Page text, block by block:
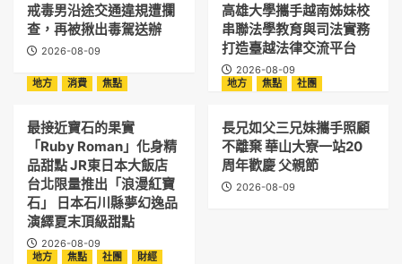
戒毒男沿途交通違規遭攔
查，再被揪出毒駕送辦
2026-08-09
高雄大學攜手越南姊妹校
串聯法學教育與司法實務
打造臺越法律交流平台
2026-08-09
地方
消費 焦點
最接近寶石的果實
「Ruby Roman」化身精
品甜點 JR東日本大飯店
台北限量推出「浪漫紅寶
石」 日本石川縣夢幻逸品
演繹夏末頂級甜點
2026-08-09
地方 焦點 社團
長兄如父三兄妹攜手照顧
不離棄 華山大寮一站20
周年歡慶 父親節
2026-08-09
地方 焦點 社團 財經